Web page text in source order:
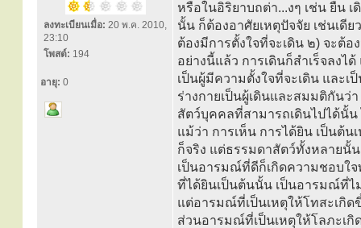
ลงทะเบียนเมื่อ: 20 พ.ค. 2010,
23:10
โพสต์: 194
อายุ: 0
หรือในอิริยาบถต่า...งๆ เช่น ยืน
นั้น ก็ต้องอาศัยเหตุปัจจัย เช่นเดี
ต้องมีการตั้งใจที่จะเดิน ๒) จะต้
อย่างนี้แล้ว การเดินก็สำเร็จลงไ
เป็นผู้มีความตั้งใจที่จะเดิน และ
ร่างกายเป็นผู้เดินและสมมติกันว่
สัตว์บุคคลที่สามารถเดินไปได้นั้
แม้ว่า การเห็น การได้ยิน เป็นต้
ก็จริง แต่ธรรมดาสัตว์ทั้งหลายนั้
เป็นอารมณ์ที่ดีก็เกิดความชอบใ
ที่ได้ยินเป็นต้นนั้น เป็นอารมณ์ที่ไ
แต่อารมณ์ที่เป็นเหตุให้โทสะเกิ
ส่วนอารมณ์ที่เป็นเหตุให้โลภะเ